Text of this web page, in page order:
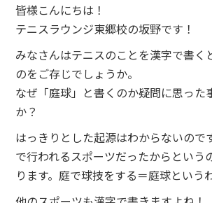
皆様こんにちは！
テニスラウンジ東郷校の坂野です！
みなさんはテニスのことを漢字で書く
のをご存じでしょうか。
なぜ「庭球」と書くのか疑問に思った
か？
はっきりとした起源はわからないので
で行われるスポーツだったからという
ります。庭で球技をする＝庭球という